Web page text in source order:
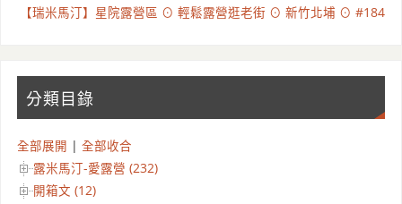
【瑞米馬汀】星院露營區 ⊙ 輕鬆露營逛老街 ⊙ 新竹北埔 ⊙ #184
分類目錄
全部展開 | 全部收合
露米馬汀-愛露營 (232)
開箱文 (12)